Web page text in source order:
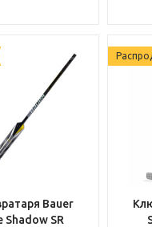
Bauer
Shadow SR